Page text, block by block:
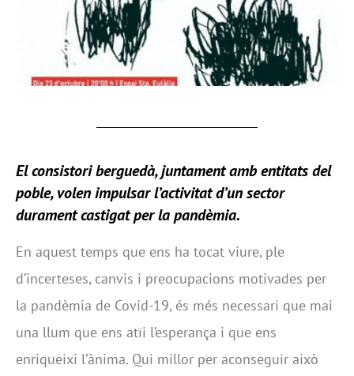
El consistori berguedà, juntament amb entitats del
poble, volen impulsar l’activitat d’un sector
durament castigat per la pandèmia.
En aquest temps que ens ha tocat viure, ple
d’incerteses, canvis i preocupacions motivades per
la pandèmia de Covid-19, és més necessari que mai
una llum que ens atïi l’esperança i que ens
enriqueixi l’ànima. Qui millor per aconseguir això